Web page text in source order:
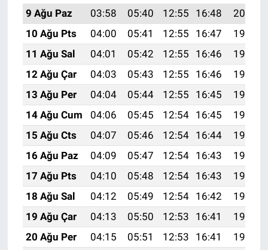
9 Ağu Paz
03:58 05:40 12:55 16:48
20:01
10 Ağu Pts
04:00 05:41 12:55 16:47
19:59
11 Ağu Sal
04:01 05:42 12:55 16:46
19:58
12 Ağu Çar
04:03 05:43 12:55 16:46
19:57
13 Ağu Per
04:04 05:44 12:55 16:45
19:55
14 Ağu Cum
04:06 05:45 12:54 16:45
19:54
15 Ağu Cts
04:07 05:46 12:54 16:44
19:53
16 Ağu Paz
04:09 05:47 12:54 16:43
19:51
17 Ağu Pts
04:10 05:48 12:54 16:43
19:50
18 Ağu Sal
04:12 05:49 12:54 16:42
19:48
19 Ağu Çar
04:13 05:50 12:53 16:41
19:47
20 Ağu Per
04:15 05:51 12:53 16:41
19:45